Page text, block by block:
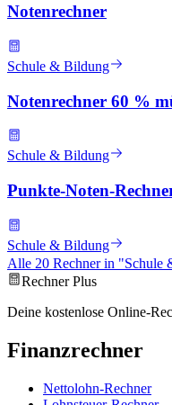
Notenrechner
Schule & Bildung
Notenrechner 60 %
Schule & Bildung
Punkte-Noten-
Schule & Bildung
Alle 20 Rechner in "Schule
Rechner Plus
Deine kostenlose Online-
Finanzrechner
Nettolohn-Rechner